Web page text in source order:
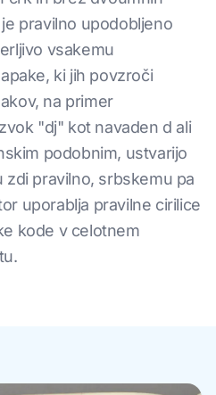
pravilno upodobljeno
vsakemu
ki jih povzroči
na primer
"dj" kot navaden d ali
podobnim, ustvarijo
zdi pravilno, srbskemu pa
uporablja pravilne cirilice
kode v celotnem